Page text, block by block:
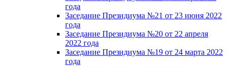
года
Заседание Президиума №21 от 23 июня 2022
года
Заседание Президиума №20 от 22 апреля
2022 года
Заседание Президиума №19 от 24 марта 2022
года